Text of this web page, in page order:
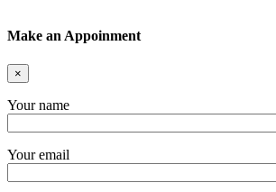
Make an Appoinment
×
Your name
Your email